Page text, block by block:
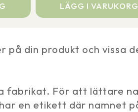
LÄGG I VARUKORG
på din produkt och
För att lättare
en etikett där namnet